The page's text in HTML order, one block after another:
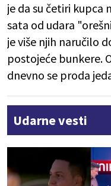
je da su četiri kupca
sata od udara
je više njih naručilo
postojeće bunkere.
dnevno se proda
Udarne vesti